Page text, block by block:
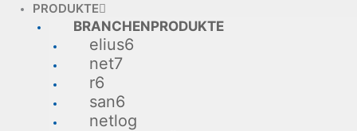
PRODUKTE
BRANCHENPRODUKTE
elius6
net7
r6
san6
netlog